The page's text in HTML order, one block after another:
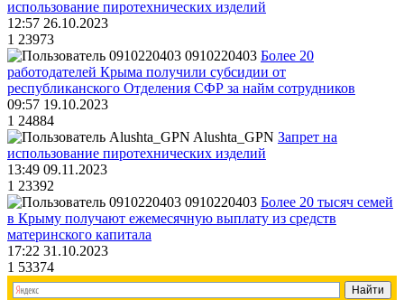
использование пиротехнических изделий
12:57 26.10.2023
1 23973
0910220403 Более 20
работодателей Крыма получили субсидии от
республиканского Отделения СФР за найм сотрудников
09:57 19.10.2023
1 24884
Alushta_GPN Запрет на
использование пиротехнических изделий
13:49 09.11.2023
1 23392
0910220403 Более 20 тысяч семей
в Крыму получают ежемесячную выплату из средств
материнского капитала
17:22 31.10.2023
1 53374